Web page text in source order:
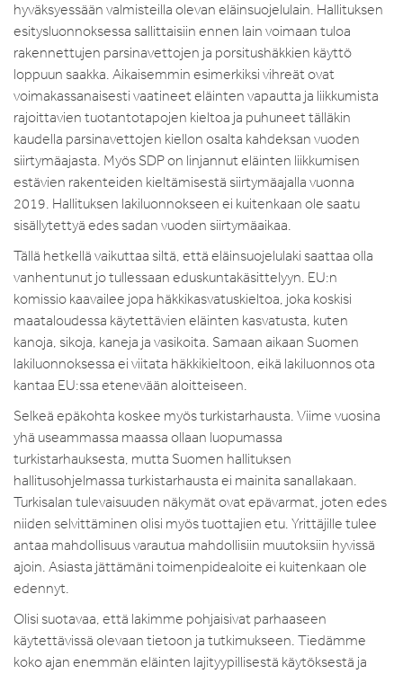
hyväksyessään valmisteilla olevan eläinsuojelulain. Hallituksen
esitysluonnoksessa sallittaisiin ennen lain voimaan tuloa
rakennettujen parsinavettojen ja porsitushäkkien käyttö
loppuun saakka. Aikaisemmin esimerkiksi vihreät ovat
voimakassanaisesti vaatineet eläinten vapautta ja liikkumista
rajoittavien tuotantotapojen kieltoa ja puhuneet tälläkin
kaudella parsinavettojen kiellon osalta kahdeksan vuoden
siirtymäajasta. Myös SDP on linjannut eläinten liikkumisen
estävien rakenteiden kieltämisestä siirtymäajalla vuonna
2019. Hallituksen lakiluonnokseen ei kuitenkaan ole saatu
sisällytettyä edes sadan vuoden siirtymäaikaa.
Tällä hetkellä vaikuttaa siltä, että eläinsuojelulaki saattaa olla
vanhentunut jo tullessaan eduskuntakäsittelyyn. EU:n
komissio kaavailee jopa häkkikasvatuskieltoa, joka koskisi
maataloudessa käytettävien eläinten kasvatusta, kuten
kanoja, sikoja, kaneja ja vasikoita. Samaan aikaan Suomen
lakiluonnoksessa ei viitata häkkikieltoon, eikä lakiluonnos ota
kantaa EU:ssa etenevään aloitteiseen.
Selkeä epäkohta koskee myös turkistarhausta. Viime vuosina
yhä useammassa maassa ollaan luopumassa
turkistarhauksesta, mutta Suomen hallituksen
hallitusohjelmassa turkistarhausta ei mainita sanallakaan.
Turkisalan tulevaisuuden näkymät ovat epävarmat, joten edes
niiden selvittäminen olisi myös tuottajien etu. Yrittäjille tulee
antaa mahdollisuus varautua mahdollisiin muutoksiin hyvissä
ajoin. Asiasta jättämäni toimenpidealoite ei kuitenkaan ole
edennyt.
Olisi suotavaa, että lakimme pohjaisivat parhaaseen
käytettävissä olevaan tietoon ja tutkimukseen. Tiedämme
koko ajan enemmän eläinten lajityypillisestä käytöksestä ja